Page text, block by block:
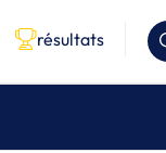
résultats